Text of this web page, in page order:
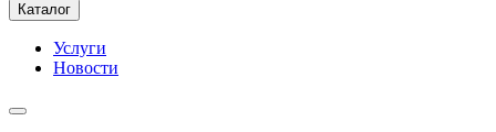
Каталог
Услуги
Новости